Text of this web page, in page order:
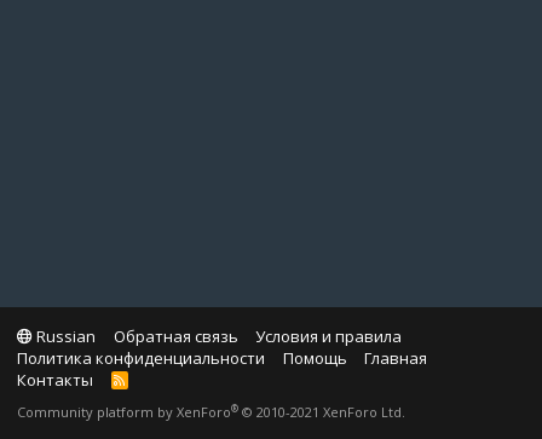
Russian Обратная связь
Условия и правила
Политика конфиденциальности
Помощь
Главная
Контакты
R
S
Community platform by XenForo® © 2010-2021 XenForo Ltd.